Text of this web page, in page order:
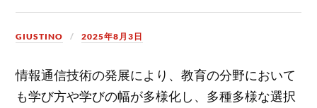
GIUSTINO 2025年8月3日
情報通信技術の発展により、教育の分野において
も学び方や学びの幅が多様化し、多種多様な選択